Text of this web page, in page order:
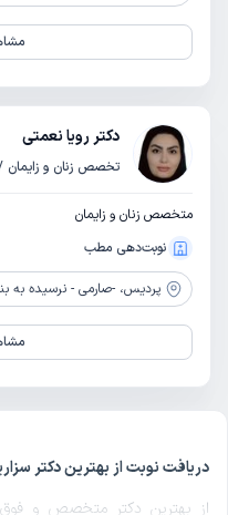
دکتر رویا نعمتی
تخصص زنان و
متخصص زنان و زایمان
نوبت‌دهی مطب
پردیس، -صارمی - نرسیده به
دریافت نوبت از بهترین دکتر
از بهترین دکتر متخصص و